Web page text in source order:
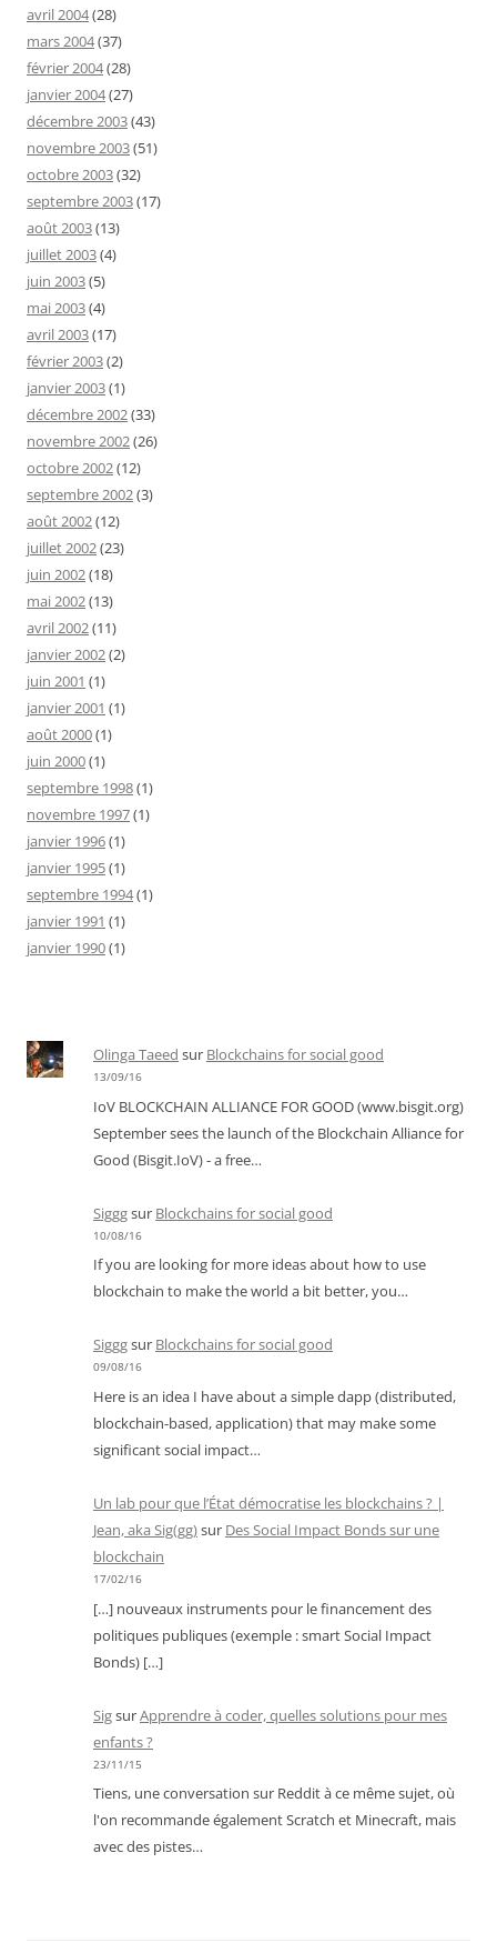
avril 2004(28)
mars 2004(37)
février 2004(28)
janvier 2004(27)
décembre 2003(43)
novembre 2003(51)
octobre 2003(32)
septembre 2003(17)
août 2003(13)
juillet 2003(4)
juin 2003(5)
mai 2003(4)
avril 2003(17)
février 2003(2)
janvier 2003(1)
décembre 2002(33)
novembre 2002(26)
octobre 2002(12)
septembre 2002(3)
août 2002(12)
juillet 2002(23)
juin 2002(18)
mai 2002(13)
avril 2002(11)
janvier 2002(2)
juin 2001 (1)
janvier 2001 (1)
août 2000(1)
juin 2000(1)
septembre 1998(1)
novembre 1997(1)
janvier 1996(1)
janvier 1995(1)
septembre 1994(1)
janvier 1991 (1)
janvier 1990(1)
Olinga Taeed sur Blockchains for social good
13/09/16
IoV BLOCKCHAIN ALLIANCE FOR GOOD (www.bisgit.org)
September sees the launch of the Blockchain Alliance for
Good (Bisgit.IoV) - a free…
Sigggsur Blockchains for social good
10/08/16
If you are looking for more ideas about how to use
blockchain to make the world a bit better, you…
Sigggsur Blockchains for social good
09/08/16
Here is an idea I have about a simple dapp (distributed,
blockchain-based, application) that may make some
significant social impact…
Un lab pour que l’État démocratise les blockchains ? |
Jean, aka Sig(gg)sur Des Social Impact Bonds sur une
blockchain
17/02/16
[…] nouveaux instruments pour le financement des
politiques publiques (exemple : smart Social Impact
Bonds) […]
SigsurApprendre à coder, quelles solutions pour mes
enfants ?
23/11/15
Tiens, une conversation sur Reddit à ce même sujet, où
l'on recommande également Scratch et Minecraft, mais
avec des pistes…